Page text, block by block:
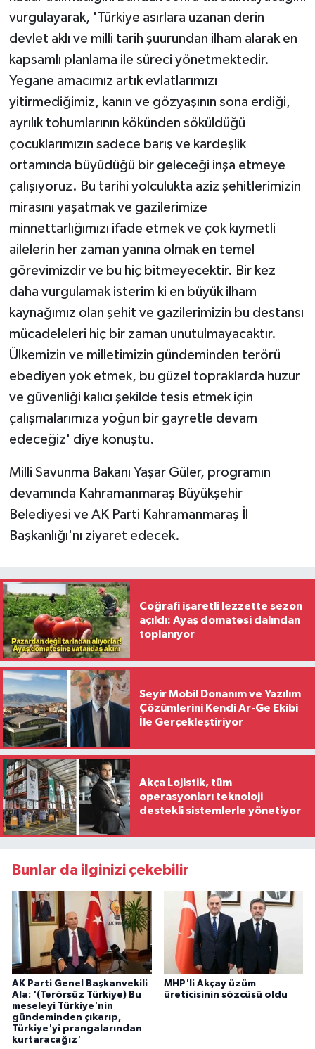
vurgulayarak, 'Türkiye asırlara uzanan derin
devlet aklı ve milli tarih şuurundan ilham alarak en
kapsamlı planlama ile süreci yönetmektedir.
Yegane amacımız artık evlatlarımızı
yitirmediğimiz, kanın ve gözyaşının sona erdiği,
ayrılık tohumlarının kökünden söküldüğü
çocuklarımızın sadece barış ve kardeşlik
ortamında büyüdüğü bir geleceği inşa etmeye
çalışıyoruz. Bu tarihi yolculukta aziz şehitlerimizin
mirasını yaşatmak ve gazilerimize
minnettarlığımızı ifade etmek ve çok kıymetli
ailelerin her zaman yanına olmak en temel
görevimizdir ve bu hiç bitmeyecektir. Bir kez
daha vurgulamak isterim ki en büyük ilham
kaynağımız olan şehit ve gazilerimizin bu destansı
mücadeleleri hiç bir zaman unutulmayacaktır.
Ülkemizin ve milletimizin gündeminden terörü
ebediyen yok etmek, bu güzel topraklarda huzur
ve güvenliği kalıcı şekilde tesis etmek için
çalışmalarımıza yoğun bir gayretle devam
edeceğiz' diye konuştu.
Milli Savunma Bakanı Yaşar Güler, programın
devamında Kahramanmaraş Büyükşehir
Belediyesi ve AK Parti Kahramanmaraş İl
Başkanlığı'nı ziyaret edecek.
Coğrafi işaretli lezzette sezon
açıldı: Ayaş domatesi dalından
toplanıyor
Seyir Mobil Donanım ve Yazılım
Çözümlerini Kendi Ar-Ge Ekibi
İle Gerçekleştiriyor
Akça Lojistik, tüm
operasyonları teknoloji
destekli sistemlerle yönetiyor
Bunlar da ilginizi çekebilir
AK Parti Genel Başkanvekili
Ala: '(Terörsüz Türkiye) Bu
meseleyi Türkiye'nin
gündeminden çıkarıp,
Türkiye'yi prangalarından
kurtaracağız'
MHP'li Akçay üzüm
üreticisinin sözcüsü oldu